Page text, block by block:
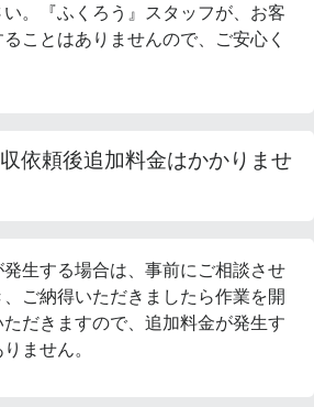
い。『ふくろう』スタッフが、お客
ことはありませんので、ご安心く
依頼後追加料金はかかりませ
生する場合は、事前にご相談させ
ご納得いただきましたら作業を開
だきますので、追加料金が発生す
ません。